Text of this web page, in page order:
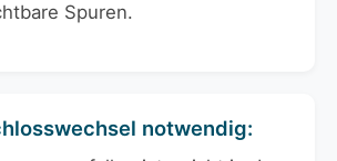
Spuren.
notwendig: